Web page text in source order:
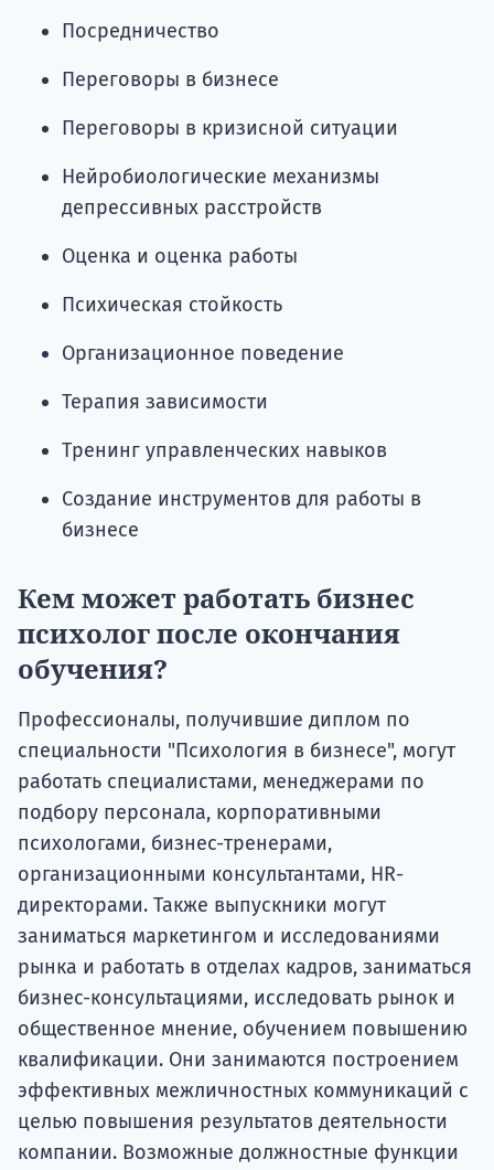
Посредничество
Переговоры в бизнесе
Переговоры в кризисной ситуации
Нейробиологические механизмы
депрессивных расстройств
Оценка и оценка работы
Психическая стойкость
Организационное поведение
Терапия зависимости
Тренинг управленческих навыков
Создание инструментов для работы в
бизнесе
Кем может работать бизнес
психолог после окончания
обучения?
Профессионалы, получившие диплом по
специальности "Психология в бизнесе", могут
работать специалистами, менеджерами по
подбору персонала, корпоративными
психологами, бизнес-тренерами,
организационными консультантами, HR-
директорами. Также выпускники могут
заниматься маркетингом и исследованиями
рынка и работать в отделах кадров, заниматься
бизнес-консультациями, исследовать рынок и
общественное мнение, обучением повышению
квалификации. Они занимаются построением
эффективных межличностных коммуникаций с
целью повышения результатов деятельности
компании. Возможные должностные функции